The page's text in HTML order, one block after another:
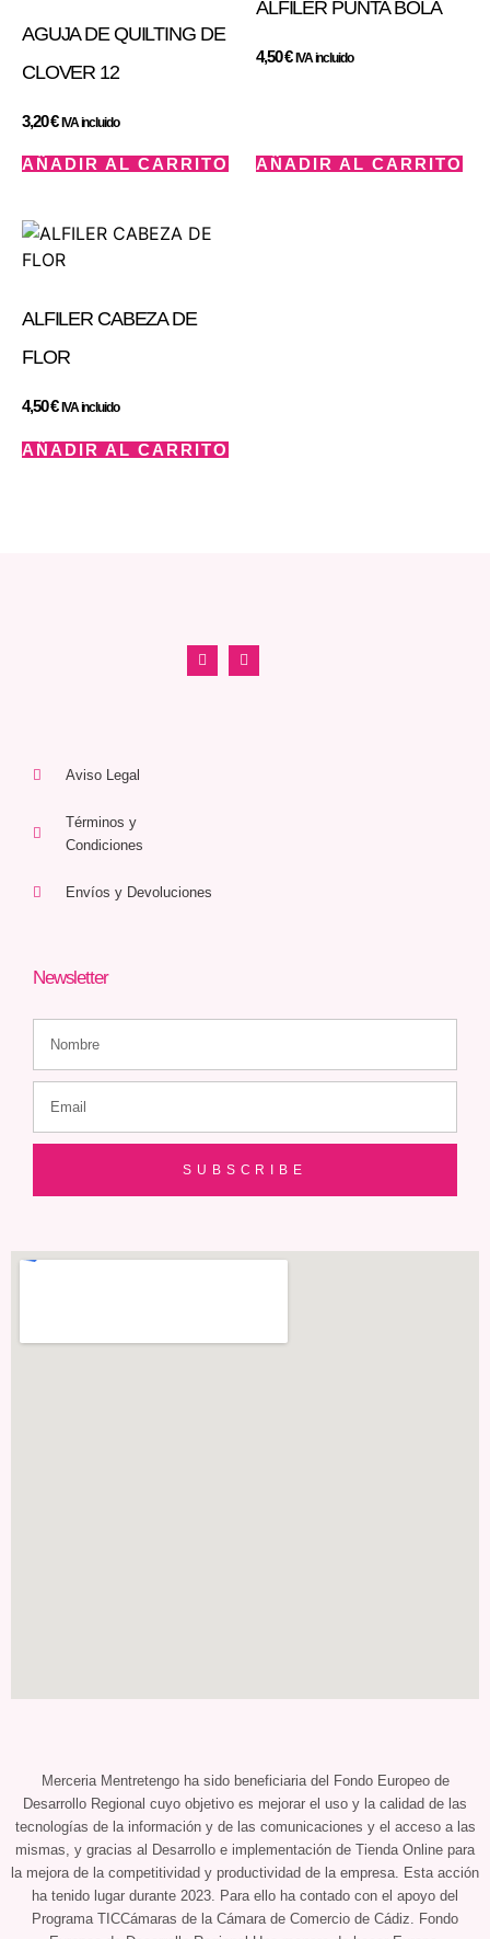
AGUJA DE QUILTING DE
CLOVER 12
3,20€ IVA incluido
AÑADIR AL CARRITO
ALFILER PUNTA BOLA
4,50€ IVA incluido
AÑADIR AL CARRITO
ALFILER CABEZA DE
FLOR
4,50€ IVA incluido
AÑADIR AL CARRITO
Aviso Legal
Términos y
Condiciones
Envíos y Devoluciones
Newsletter
SUBSCRIBE
Merceria Mentretengo ha sido beneficiaria del Fondo Europeo de
Desarrollo Regional cuyo objetivo es mejorar el uso y la calidad de las
tecnologías de la información y de las comunicaciones y el acceso a las
mismas, y gracias al Desarrollo e implementación de Tienda Online para
la mejora de la competitividad y productividad de la empresa. Esta acción
ha tenido lugar durante 2023. Para ello ha contado con el apoyo del
Programa TICCámaras de la Cámara de Comercio de Cádiz. Fondo